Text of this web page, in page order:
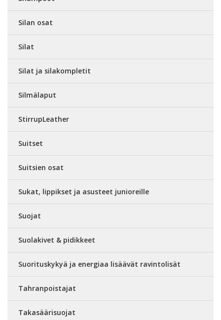
Silan osat
Silat
Silat ja silakompletit
Silmälaput
StirrupLeather
Suitset
Suitsien osat
Sukat, lippikset ja asusteet junioreille
Suojat
Suolakivet & pidikkeet
Suorituskykyä ja energiaa lisäävät ravintolisät
Tahranpoistajat
Takasäärisuojat